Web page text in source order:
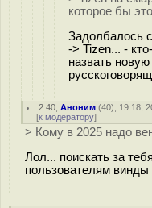
которое бы
Задолбалось
-> Tizen... -
назвать
2.40 ,Аноним (40), 19:18,
[к модератору]
> Кому в 2025 надо
Лол... поискать за
пользователям винды